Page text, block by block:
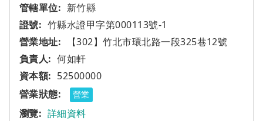
新竹縣
竹縣水證甲字第000113號-1
【302】竹北市環北路一段325巷12號
何如軒
52500000
營業
詳細資料